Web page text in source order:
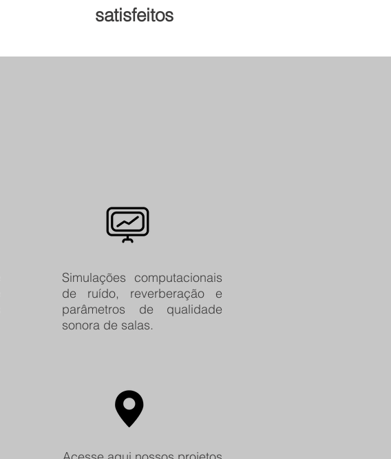
satisfeitos
Simulações computacionais
de ruído, reverberação e
parâmetros de qualidade
sonora de salas.